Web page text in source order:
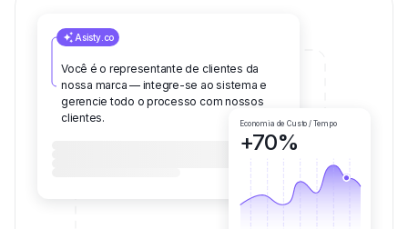
Asisty.co
Você é o representante de clientes da
nossa marca — integre-se ao sistema e
gerencie todo o processo com nossos
clientes.
Economia de Custo / Tempo
+70%